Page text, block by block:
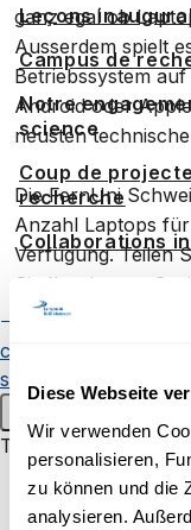
Diese Webseite
Wir verwenden
personalisieren,
zu können und die
analysieren.
Leçons
Campus de
Notre
science
Coup de
recherche
Collaborations
Early-career
Publications
chercheurs
scientifiques
Transfert de savoir
Pour les
Uni60+
ganz egal ob
Ausserdem spielt
Betriebssystem
Android oder
neusten
Die FernUni
Anzahl Laptops
Verfügung. Teilen
Sie Ihr eigenes
FernUni Schweiz
öffnen Sie das
Wir freuen uns
näher zu bringen.
Bitte beachten Sie: